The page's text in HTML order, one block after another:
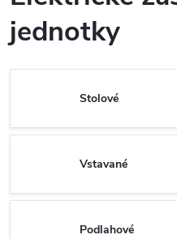
jednotky
Stolové
Vstavané
Podlahové